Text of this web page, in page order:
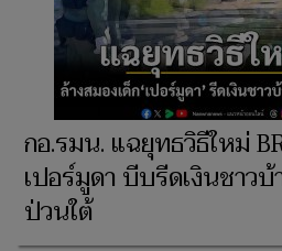
กอ.รมน. แฉยุทธวิธีใหม่
เปอร์มูดา บีบรีดเงินชาว
ป่วนใต้